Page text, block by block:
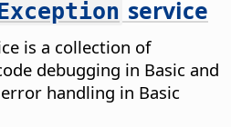
service
is a collection of
debugging in Basic and
handling in Basic